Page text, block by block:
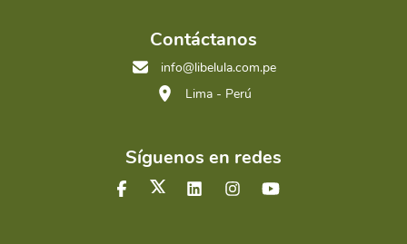
Contáctanos
info@libelula.com.pe
Lima - Perú
Síguenos en redes